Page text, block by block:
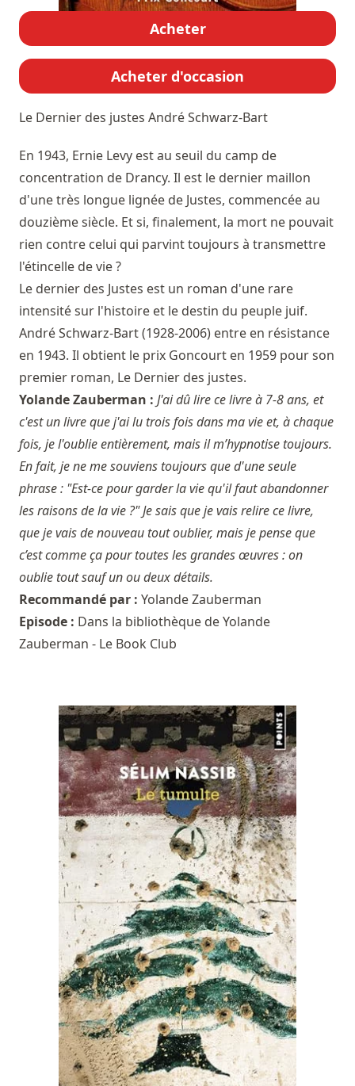
Acheter
Acheter d'occasion
Le Dernier des justes André Schwarz-Bart
En 1943, Ernie Levy est au seuil du camp de
concentration de Drancy. Il est le dernier maillon
d'une très longue lignée de Justes, commencée au
douzième siècle. Et si, finalement, la mort ne pouvait
rien contre celui qui parvint toujours à transmettre
l'étincelle de vie ?
Le dernier des Justes est un roman d'une rare
intensité sur l'histoire et le destin du peuple juif.
André Schwarz-Bart (1928-2006) entre en résistance
en 1943. Il obtient le prix Goncourt en 1959 pour son
premier roman, Le Dernier des justes.
Yolande Zauberman : J'ai dû lire ce livre à 7-8 ans, et
c'est un livre que j'ai lu trois fois dans ma vie et, à chaque
fois, je l'oublie entièrement, mais il m’hypnotise toujours.
En fait, je ne me souviens toujours que d'une seule
phrase : "Est-ce pour garder la vie qu'il faut abandonner
les raisons de la vie ?" Je sais que je vais relire ce livre,
que je vais de nouveau tout oublier, mais je pense que
c’est comme ça pour toutes les grandes œuvres : on
oublie tout sauf un ou deux détails.
Recommandé par : Yolande Zauberman
Episode : Dans la bibliothèque de Yolande
Zauberman - Le Book Club